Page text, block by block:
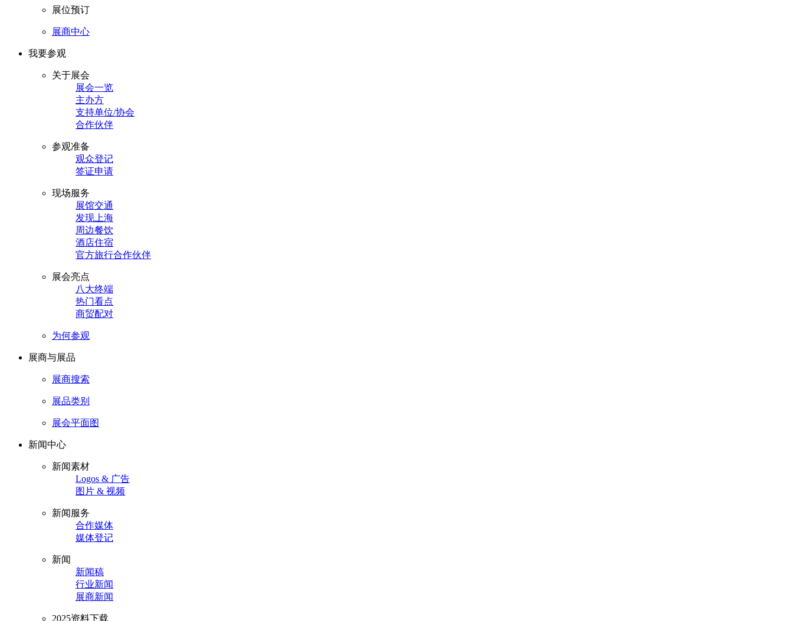
展位预订
展商中心
我要参观
关于展会
展会一览
主办方
支持单位/协会
合作伙伴
参观准备
观众登记
签证申请
现场服务
展馆交通
发现上海
周边餐饮
酒店住宿
官方旅行合作伙伴
展会亮点
八大终端
热门看点
商贸配对
为何参观
展商与展品
展商搜索
展品类别
展会平面图
新闻中心
新闻素材
Logos & 广告
图片 & 视频
新闻服务
合作媒体
媒体登记
新闻
新闻稿
行业新闻
展商新闻
2025资料下载